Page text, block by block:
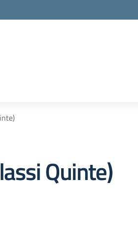
Quinte)